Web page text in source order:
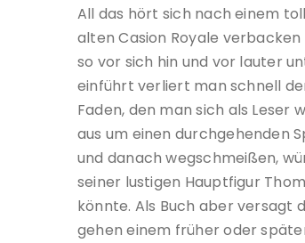
All das hört sich nach einem
alten Casion Royale
so vor sich hin und vor lauter
einführt verliert man schnell
Faden, den man sich als Leser
aus um einen durchgehenden
und danach wegschmeißen,
seiner lustigen Hauptfigur
könnte. Als Buch aber versagt
gehen einem früher oder